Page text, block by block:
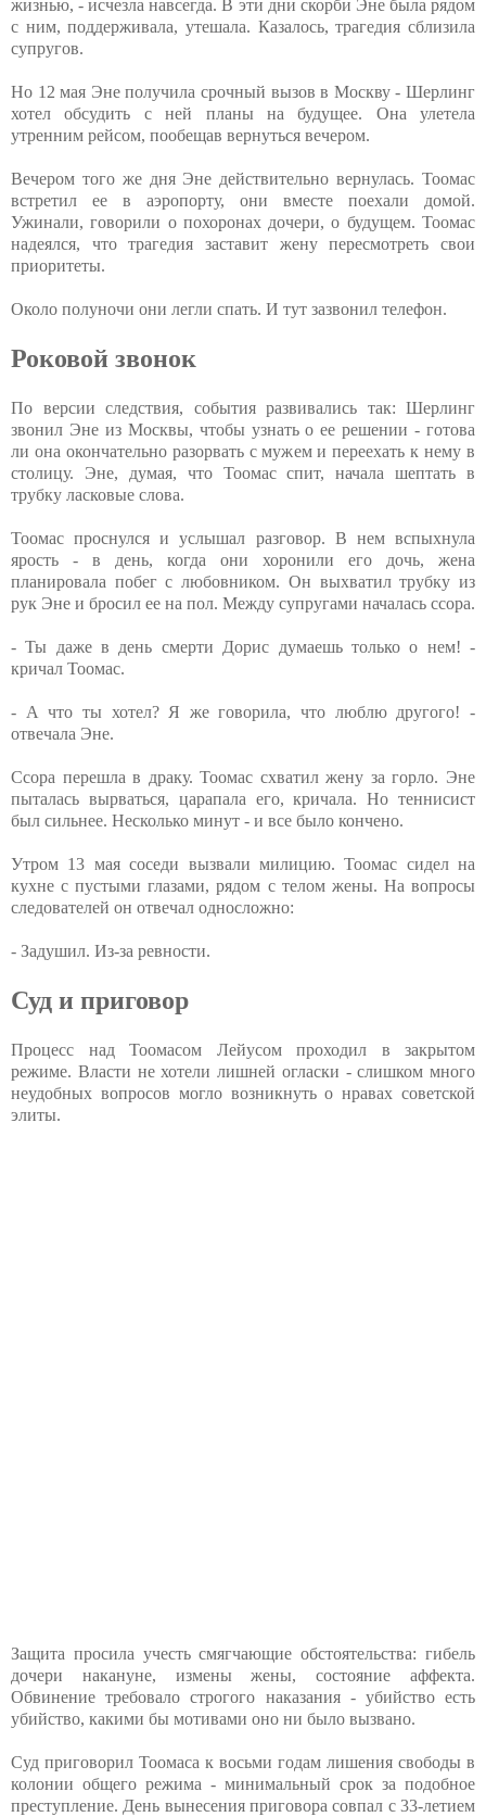
жизнью, - исчезла навсегда. В эти дни скорби Эне была рядом
с ним, поддерживала, утешала. Казалось, трагедия сблизила
супругов.
Но 12 мая Эне получила срочный вызов в Москву - Шерлинг
хотел обсудить с ней планы на будущее. Она улетела
утренним рейсом, пообещав вернуться вечером.
Вечером того же дня Эне действительно вернулась. Тоомас
встретил ее в аэропорту, они вместе поехали домой.
Ужинали, говорили о похоронах дочери, о будущем. Тоомас
надеялся, что трагедия заставит жену пересмотреть свои
приоритеты.
Около полуночи они легли спать. И тут зазвонил телефон.
Роковой звонок
По версии следствия, события развивались так: Шерлинг
звонил Эне из Москвы, чтобы узнать о ее решении - готова
ли она окончательно разорвать с мужем и переехать к нему в
столицу. Эне, думая, что Тоомас спит, начала шептать в
трубку ласковые слова.
Тоомас проснулся и услышал разговор. В нем вспыхнула
ярость - в день, когда они хоронили его дочь, жена
планировала побег с любовником. Он выхватил трубку из
рук Эне и бросил ее на пол. Между супругами началась ссора.
- Ты даже в день смерти Дорис думаешь только о нем! -
кричал Тоомас.
- А что ты хотел? Я же говорила, что люблю другого! -
отвечала Эне.
Ссора перешла в драку. Тоомас схватил жену за горло. Эне
пыталась вырваться, царапала его, кричала. Но теннисист
был сильнее. Несколько минут - и все было кончено.
Утром 13 мая соседи вызвали милицию. Тоомас сидел на
кухне с пустыми глазами, рядом с телом жены. На вопросы
следователей он отвечал односложно:
- Задушил. Из-за ревности.
Суд и приговор
Процесс над Тоомасом Лейусом проходил в закрытом
режиме. Власти не хотели лишней огласки - слишком много
неудобных вопросов могло возникнуть о нравах советской
элиты.
Защита просила учесть смягчающие обстоятельства: гибель
дочери накануне, измены жены, состояние аффекта.
Обвинение требовало строгого наказания - убийство есть
убийство, какими бы мотивами оно ни было вызвано.
Суд приговорил Тоомаса к восьми годам лишения свободы в
колонии общего режима - минимальный срок за подобное
преступление. День вынесения приговора совпал с 33-летием